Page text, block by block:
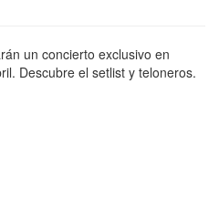
un concierto exclusivo en
Descubre el setlist y teloneros.